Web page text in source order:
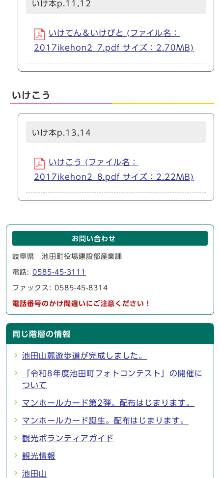
いけ本p.11,12
いけてん＆いけびと (ファイル名：
2017ikehon2_7.pdf サイズ：2.70MB)
いけこう
いけ本p.13,14
いけこう (ファイル名：
2017ikehon2_8.pdf サイズ：2.22MB)
お問い合わせ
岐阜県 池田町役場建設部産業課
電話: 0585-45-3111
ファックス: 0585-45-8314
電話番号のかけ間違いにご注意ください！
同じ階層の情報
池田山麓遊歩道が完成しました。
「令和8年度池田町フォトコンテスト」の開催に
ついて
マンホールカード第2弾。配布はじまります。
マンホールカード誕生。配布はじまります。
観光ボランティアガイド
観光情報
池田山